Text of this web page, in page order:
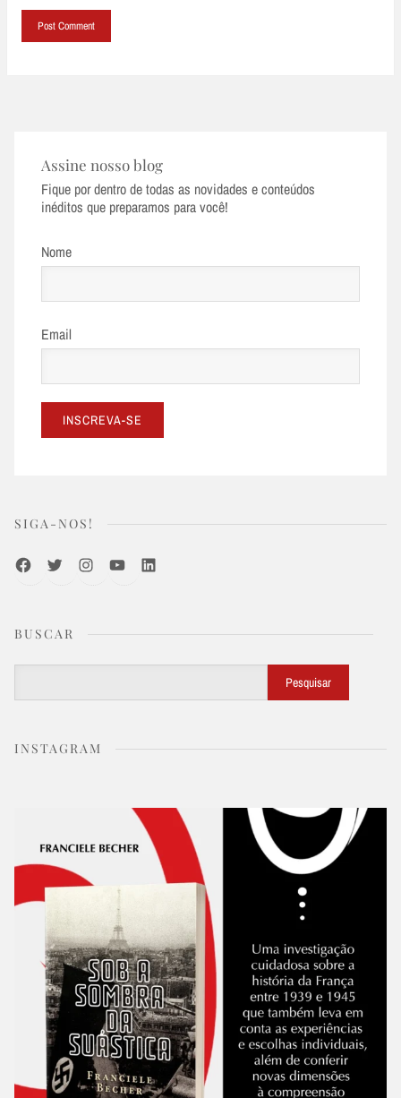
Assine nosso blog
Fique por dentro de todas as novidades e conteúdos
inéditos que preparamos para você!
Nome
Email
SIGA-NOS!
FacebookTwitterInstagramYoutubeLinkedIn
BUSCAR
Pesquisar
INSTAGRAM